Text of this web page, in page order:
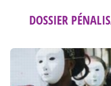
DOSSIER